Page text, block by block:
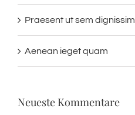
Praesent ut sem dignissim
Aenean ieget quam
Neueste Kommentare